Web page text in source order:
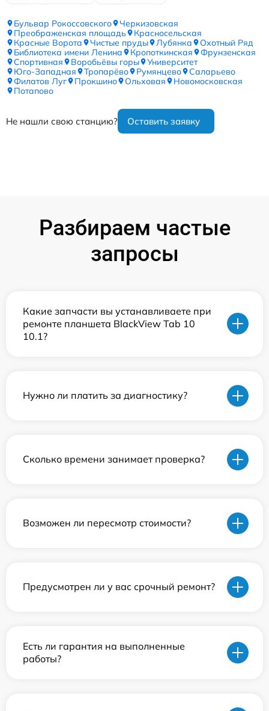
Бульвар Рокоссовского
Черкизовская
Преображенская площадь
Красносельская
Красные Ворота
Чистые пруды Лубянка
Охотный Ряд
Библиотека имени Ленина
Кропоткинская
Фрунзенская
Спортивная
Воробьёвы горы
Университет
Юго-Западная
Тропарёво Румянцево
Саларьево
Филатов Луг
Прокшино Ольховая
Новомосковская
Потапово
Не нашли свою станцию? Оставить заявку
Разбираем частые
запросы
Какие запчасти вы устанавливаете при
ремонте планшета BlackView Tab 10
10.1?
Нужно ли платить за диагностику?
Сколько времени занимает проверка?
Возможен ли пересмотр стоимости?
Предусмотрен ли у вас срочный ремонт?
Есть ли гарантия на выполненные
работы?